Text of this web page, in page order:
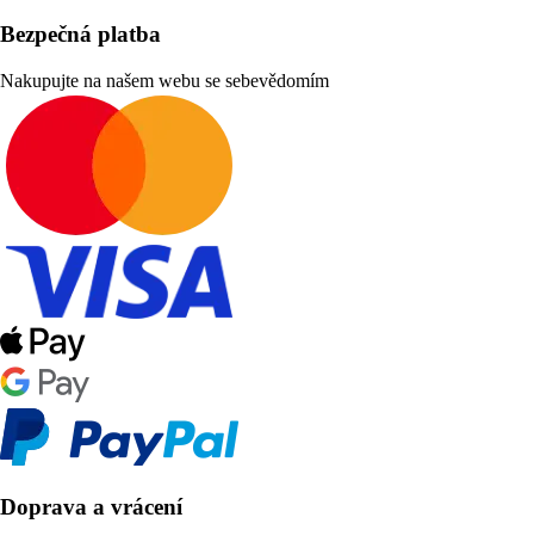
Bezpečná platba
Nakupujte na našem webu se sebevědomím
Doprava a vrácení